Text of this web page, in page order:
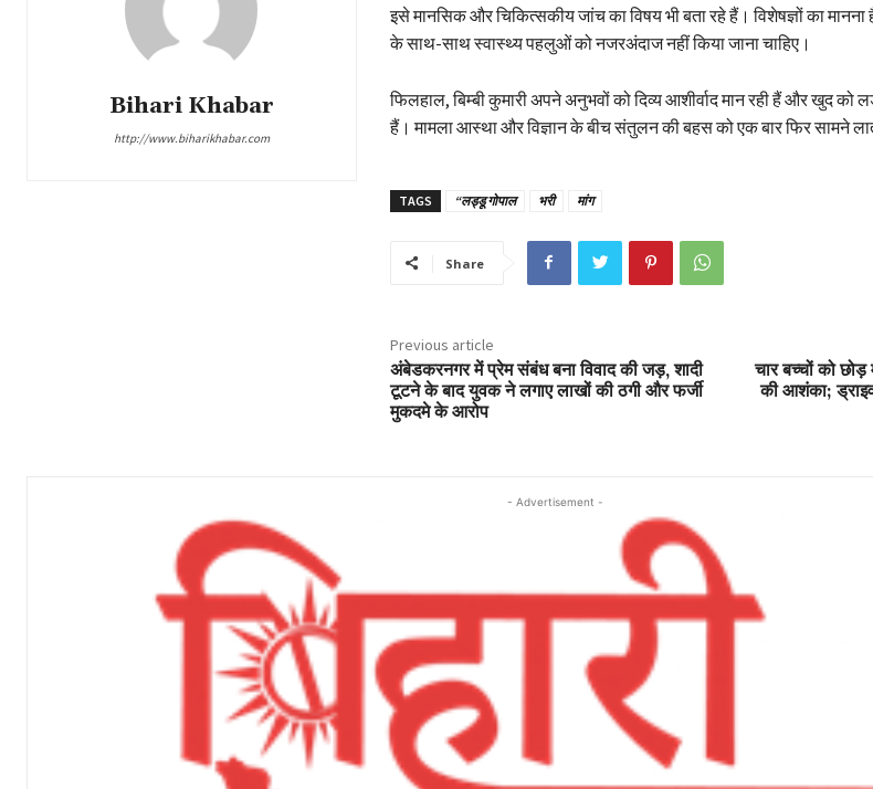
Bihari Khabar
http://www.biharikhabar.com
इसे मानसिक और चिकित्सकीय जांच का विषय भी बता रहे हैं। विशेषज्ञों का मानना
के साथ-साथ स्वास्थ्य पहलुओं को नजरअंदाज नहीं किया जाना चाहिए।
फिलहाल, बिम्बी कुमारी अपने अनुभवों को दिव्य आशीर्वाद मान रही हैं और खुद को
हैं। मामला आस्था और विज्ञान के बीच संतुलन की बहस को एक बार फिर सामने
TAGS “लड्डू गोपाल भरी मांग
Share
Previous article
अंबेडकरनगर में प्रेम संबंध बना विवाद की जड़, शादी
टूटने के बाद युवक ने लगाए लाखों की ठगी और फर्जी
मुकदमे के आरोप
चार बच्चों को छोड़
की आशंका;
- Advertisement -